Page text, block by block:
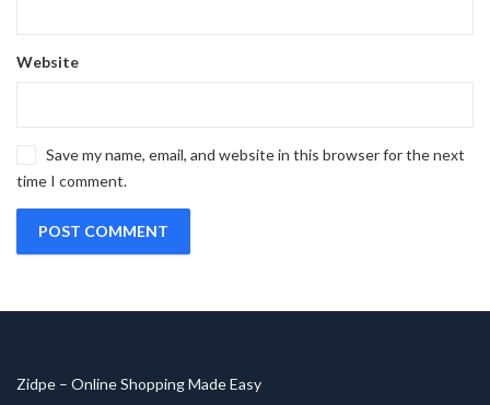
Website
Save my name, email, and website in this browser for the next
time I comment.
Zidpe – Online Shopping Made Easy